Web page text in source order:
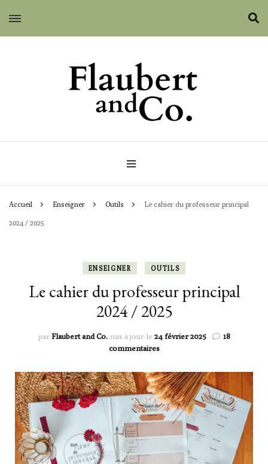
Flaubert and Co.
Accueil Enseigner Outils Le cahier du professeur principal
2024 / 2025
ENSEIGNER OUTILS
Le cahier du professeur principal
2024 / 2025
parFlaubert and Co. mis à jour le 24 février 2025
18
commentairessur
cahier
du
professeur
principal
2024